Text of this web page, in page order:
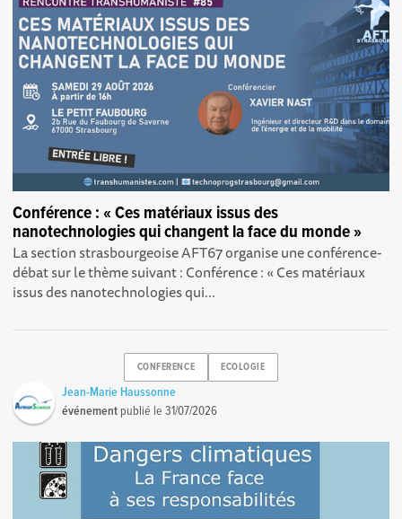
Conférence : « Ces matériaux issus des
nanotechnologies qui changent la face du monde »
La section strasbourgeoise AFT67 organise une conférence-
débat sur le thème suivant : Conférence : « Ces matériaux
issus des nanotechnologies qui...
CONFERENCE ECOLOGIE
Jean-Marie Haussonne
événement publié le31/07/2026